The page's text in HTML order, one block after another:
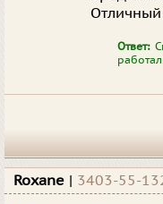
Ответ:
Roxane | 3403-55-